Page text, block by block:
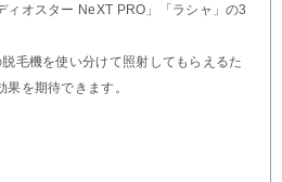
ィオスター NeXT PRO」「ラシャ」の3
毛機を使い分けて照射してもらえるた
を期待できます。